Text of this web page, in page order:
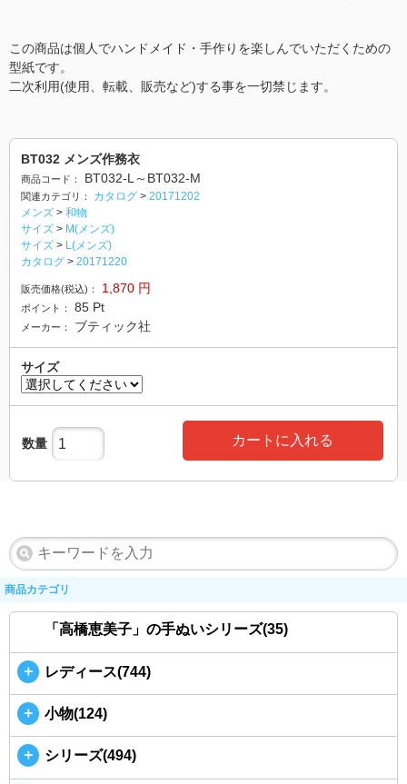
この商品は個人でハンドメイド・手作りを楽しんでいただくための
型紙です。
二次利用(使用、転載、販売など)する事を一切禁じます。
BT032 メンズ作務衣
商品コード： BT032-L～BT032-M
関連カテゴリ： カタログ > 20171202
メンズ > 和物
サイズ > M(メンズ)
サイズ > L(メンズ)
カタログ > 20171220
販売価格(税込)： 1,870 円
ポイント： 85 Pt
メーカー： ブティック社
サイズ
数量 カートに入れる
商品カテゴリ
「高橋恵美子」の手ぬいシリーズ(35)
＋ レディース(744)
＋ 小物(124)
＋ シリーズ(494)